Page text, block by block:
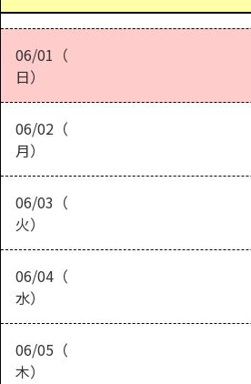
06/01（
日）
06/02（
月）
06/03（
火）
06/04（
水）
06/05（
木）